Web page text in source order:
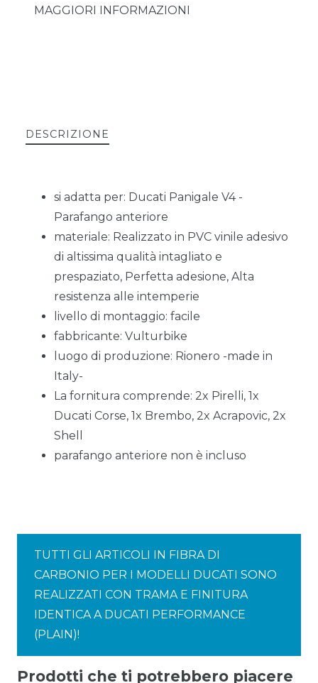
MAGGIORI INFORMAZIONI
DESCRIZIONE
si adatta per: Ducati Panigale V4 -
Parafango anteriore
materiale: Realizzato in PVC vinile adesivo
di altissima qualità intagliato e
prespaziato, Perfetta adesione, Alta
resistenza alle intemperie
livello di montaggio: facile
fabbricante: Vulturbike
luogo di produzione: Rionero -made in
Italy-
La fornitura comprende: 2x Pirelli, 1x
Ducati Corse, 1x Brembo, 2x Acrapovic, 2x
Shell
parafango anteriore non è incluso
TUTTI GLI ARTICOLI IN FIBRA DI
CARBONIO PER I MODELLI DUCATI SONO
REALIZZATI CON TRAMA E FINITURA
IDENTICA A DUCATI PERFORMANCE
(PLAIN)!
Prodotti che ti potrebbero piacere